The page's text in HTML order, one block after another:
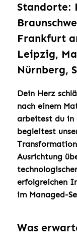
Standorte:
Frankfurt
Leipzig,
Nürnberg,
Dein Herz
nach einem
arbeitest du in
begleitest
Ausrichtung
erfolgreichen
im Managed-
Was